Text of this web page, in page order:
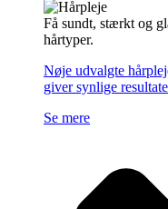
Få sundt, stærkt og
hårtyper.
Nøje udvalgte
giver synlige
Se mere